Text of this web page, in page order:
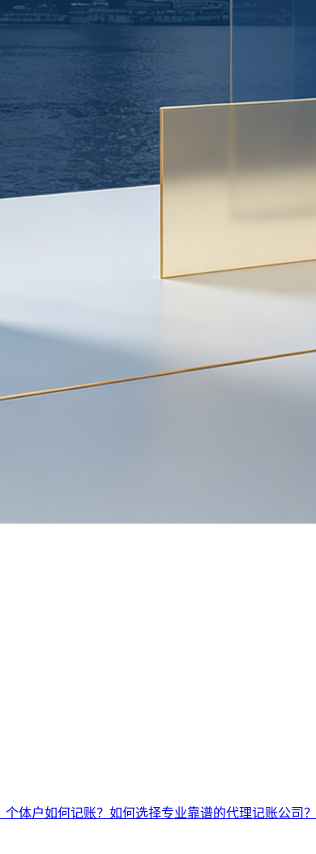
个体户如何记账？ 如何选择专业靠谱的代理记账公司？